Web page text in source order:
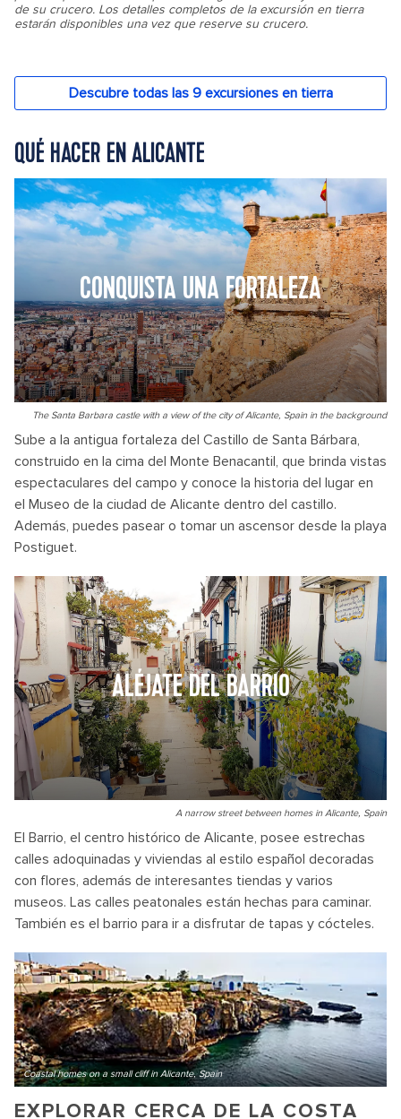
QUÉ HACER EN ALICANTE
CONQUISTA UNA FORTALEZA
The Santa Barbara castle with a view of the city of Alicante, Spain in the background
Sube a la antigua fortaleza del Castillo de Santa Bárbara,
construido en la cima del Monte Benacantil, que brinda vistas
espectaculares del campo y conoce la historia del lugar en
el Museo de la ciudad de Alicante dentro del castillo.
Además, puedes pasear o tomar un ascensor desde la playa
Postiguet.
ALÉJATE DEL BARRIO
A narrow street between homes in Alicante, Spain
El Barrio, el centro histórico de Alicante, posee estrechas
calles adoquinadas y viviendas al estilo español decoradas
con flores, además de interesantes tiendas y varios
museos. Las calles peatonales están hechas para caminar.
También es el barrio para ir a disfrutar de tapas y cócteles.
Coastal homes on a small cliff in Alicante, Spain
EXPLORAR CERCA DE LA COSTA